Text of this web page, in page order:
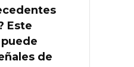
Este
de